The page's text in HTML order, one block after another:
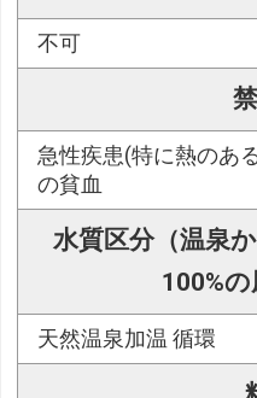
不可
急性疾患(特に熱のあ
の貧血
水質区分（温泉
100%
天然温泉加温 循環